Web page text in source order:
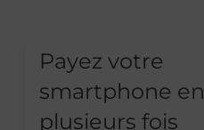
Payez votre
smartphone en
plusieurs fois